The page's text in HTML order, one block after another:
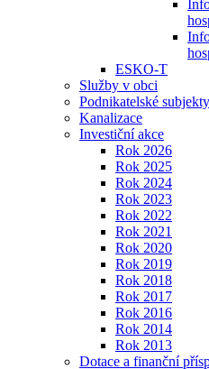
ESKO-T
Služby v obci
Podnikatelské
Kanalizace
Investiční akce
Rok 2026
Rok 2025
Rok 2024
Rok 2023
Rok 2022
Rok 2021
Rok 2020
Rok 2019
Rok 2018
Rok 2017
Rok 2016
Rok 2014
Rok 2013
Dotace a finanční